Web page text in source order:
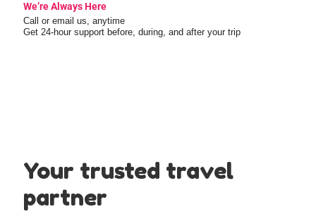
We’re Always Here
Call or email us, anytime
Get 24-hour support before, during, and after your trip
Your trusted travel
partner